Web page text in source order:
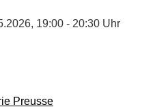
19:00 - 20:30 Uhr
Preusse